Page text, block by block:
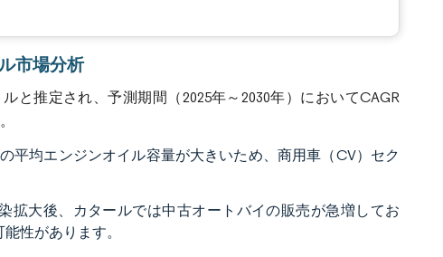
市場分析
と推定され、予測期間（2025年～2030年）においてCAGR
平均エンジンオイル容量が大きいため、商用車（CV）セク
拡大後、カタールでは中古オートバイの販売が急増してお
性があります。